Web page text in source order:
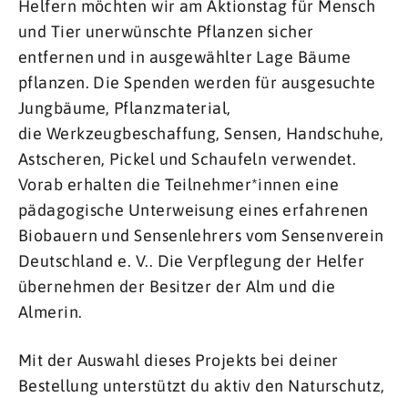
Helfern möchten wir am Aktionstag für Mensch
und Tier unerwünschte Pflanzen sicher
entfernen und in ausgewählter Lage Bäume
pflanzen. Die Spenden werden für ausgesuchte
Jungbäume, Pflanzmaterial,
die Werkzeugbeschaffung, Sensen, Handschuhe,
Astscheren, Pickel und Schaufeln verwendet.
Vorab erhalten die Teilnehmer*innen eine
pädagogische Unterweisung eines erfahrenen
Biobauern und Sensenlehrers vom Sensenverein
Deutschland e. V.. Die Verpflegung der Helfer
übernehmen der Besitzer der Alm und die
Almerin.
Mit der Auswahl dieses Projekts bei deiner
Bestellung unterstützt du aktiv den Naturschutz,